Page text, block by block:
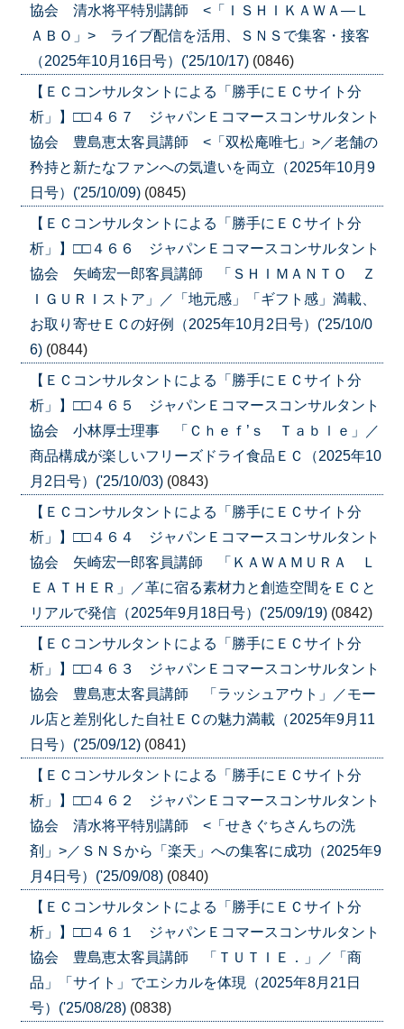
協会 清水将平特別講師 <「ＩＳＨＩＫＡＷＡ―Ｌ
ＡＢＯ」> ライブ配信を活用、ＳＮＳで集客・接客
（2025年10月16日号）('25/10/17) (0846)
【ＥＣコンサルタントによる「勝手にＥＣサイト分
析」】□□４６７ ジャパンＥコマースコンサルタント
協会 豊島恵太客員講師 <「双松庵唯七」>／老舗の
矜持と新たなファンへの気遣いを両立（2025年10月9
日号）('25/10/09) (0845)
【ＥＣコンサルタントによる「勝手にＥＣサイト分
析」】□□４６６ ジャパンＥコマースコンサルタント
協会 矢崎宏一郎客員講師 「ＳＨＩＭＡＮＴＯ Ｚ
ＩＧＵＲＩストア」／「地元感」「ギフト感」満載、
お取り寄せＥＣの好例（2025年10月2日号）('25/10/0
6) (0844)
【ＥＣコンサルタントによる「勝手にＥＣサイト分
析」】□□４６５ ジャパンＥコマースコンサルタント
協会 小林厚士理事 「Ｃｈｅｆ’ｓ Ｔａｂｌｅ」／
商品構成が楽しいフリーズドライ食品ＥＣ（2025年10
月2日号）('25/10/03) (0843)
【ＥＣコンサルタントによる「勝手にＥＣサイト分
析」】□□４６４ ジャパンＥコマースコンサルタント
協会 矢崎宏一郎客員講師 「ＫＡＷＡＭＵＲＡ Ｌ
ＥＡＴＨＥＲ」／革に宿る素材力と創造空間をＥＣと
リアルで発信（2025年9月18日号）('25/09/19) (0842)
【ＥＣコンサルタントによる「勝手にＥＣサイト分
析」】□□４６３ ジャパンＥコマースコンサルタント
協会 豊島恵太客員講師 「ラッシュアウト」／モー
ル店と差別化した自社ＥＣの魅力満載（2025年9月11
日号）('25/09/12) (0841)
【ＥＣコンサルタントによる「勝手にＥＣサイト分
析」】□□４６２ ジャパンＥコマースコンサルタント
協会 清水将平特別講師 <「せきぐちさんちの洗
剤」>／ＳＮＳから「楽天」への集客に成功（2025年9
月4日号）('25/09/08) (0840)
【ＥＣコンサルタントによる「勝手にＥＣサイト分
析」】□□４６１ ジャパンＥコマースコンサルタント
協会 豊島恵太客員講師 「ＴＵＴＩＥ．」／「商
品」「サイト」でエシカルを体現（2025年8月21日
号）('25/08/28) (0838)